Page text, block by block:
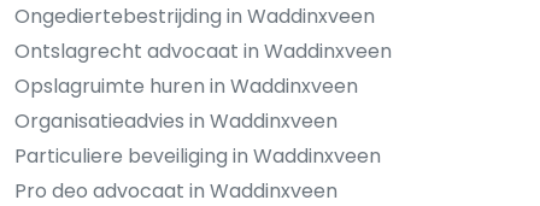
Ongediertebestrijding in Waddinxveen
Ontslagrecht advocaat in Waddinxveen
Opslagruimte huren in Waddinxveen
Organisatieadvies in Waddinxveen
Particuliere beveiliging in Waddinxveen
Pro deo advocaat in Waddinxveen